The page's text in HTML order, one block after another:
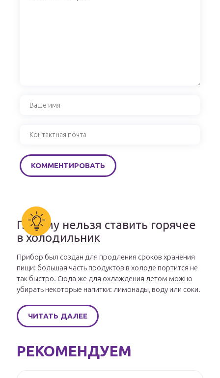
Почему нельзя ставить горячее
в холодильник
Прибор был создан для продления сроков хранения
пищи: большая часть продуктов в холоде портится не
так быстро. Сюда же для охлаждения летом можно
убирать некоторые напитки: лимонады, воду или соки.
ЧИТАТЬ ДАЛЕЕ
РЕКОМЕНДУЕМ